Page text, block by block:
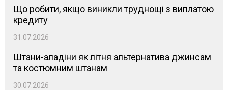
Що робити, якщо виникли труднощі з виплатою
кредиту
31.07.2026
Штани-аладіни як літня альтернатива джинсам
та костюмним штанам
30.07.2026